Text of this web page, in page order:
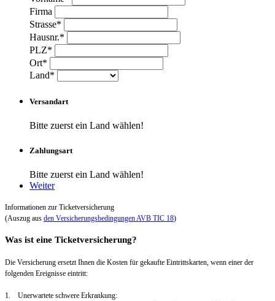
Firma
Strasse*
Hausnr.*
PLZ*
Ort*
Land*
Versandart
Bitte zuerst ein Land wählen!
Zahlungsart
Bitte zuerst ein Land wählen!
Weiter
Informationen zur Ticketversicherung
(Auszug aus den Versicherungsbedingungen AVB TIC 18)
Was ist eine Ticketversicherung?
Die Versicherung ersetzt Ihnen die Kosten für gekaufte Eintrittskarten, wenn einer der
folgenden Ereignisse eintritt:
1. Unerwartete schwere Erkrankung: